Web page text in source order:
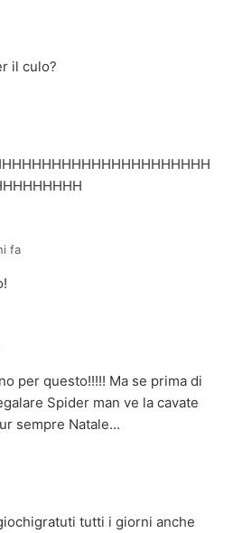
il culo?
fa
per questo!!!!! Ma se prima di
Spider man ve la cavate
sempre Natale...
tutti i giorni anche